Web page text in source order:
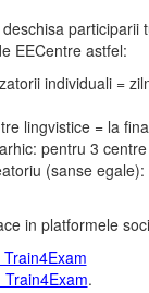
participarii
EECentre astfel:
individuali =
lingvistice = la
pentru 3
(sanse
in platformele
.